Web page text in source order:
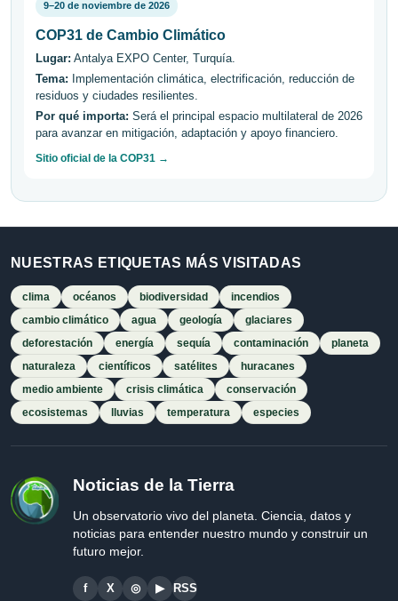
9–20 de noviembre de 2026
COP31 de Cambio Climático
Lugar: Antalya EXPO Center, Turquía.
Tema: Implementación climática, electrificación, reducción de
residuos y ciudades resilientes.
Por qué importa: Será el principal espacio multilateral de 2026
para avanzar en mitigación, adaptación y apoyo financiero.
Sitio oficial de la COP31 →
NUESTRAS ETIQUETAS MÁS VISITADAS
clima océanos biodiversidad
incendios
cambio climático
agua geología
glaciares
deforestación
energía sequía contaminación
planeta
naturaleza
científicos satélites
huracanes
medio ambiente
crisis climática
conservación
ecosistemas
lluvias temperatura especies
Noticias de la Tierra
Un observatorio vivo del planeta. Ciencia, datos y
noticias para entender nuestro mundo y construir un
futuro mejor.
f X ◎ ▶ RSS